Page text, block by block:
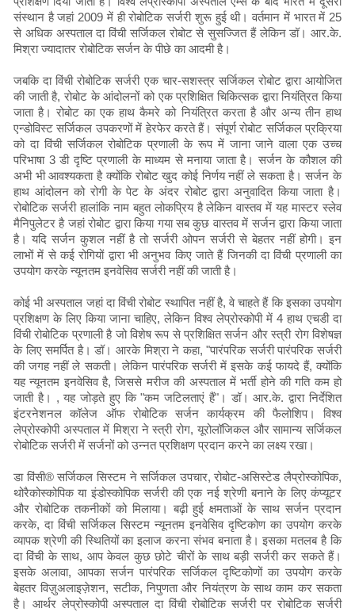
संस्थान है जहां 2009 में ही रोबोटिक सर्जरी शुरू हुई थी। वर्तमान में भारत में 25
से अधिक अस्पताल दा विंची सर्जिकल रोबोट से सुसज्जित हैं लेकिन डॉ। आर.के.
मिश्रा ज्यादातर रोबोटिक सर्जन के पीछे का आदमी है।
जबकि दा विंची रोबोटिक सर्जरी एक चार-सशस्त्र सर्जिकल रोबोट द्वारा आयोजित
की जाती है, रोबोट के आंदोलनों को एक प्रशिक्षित चिकित्सक द्वारा नियंत्रित किया
जाता है। रोबोट का एक हाथ कैमरे को नियंत्रित करता है और अन्य तीन हाथ
एन्डोविस्ट सर्जिकल उपकरणों में हेरफेर करते हैं। संपूर्ण रोबोट सर्जिकल प्रक्रिया
को दा विंची सर्जिकल रोबोटिक प्रणाली के रूप में जाना जाने वाला एक उच्च
परिभाषा 3 डी दृष्टि प्रणाली के माध्यम से मनाया जाता है। सर्जन के कौशल की
अभी भी आवश्यकता है क्योंकि रोबोट खुद कोई निर्णय नहीं ले सकता है। सर्जन के
हाथ आंदोलन को रोगी के पेट के अंदर रोबोट द्वारा अनुवादित किया जाता है।
रोबोटिक सर्जरी हालांकि नाम बहुत लोकप्रिय है लेकिन वास्तव में यह मास्टर स्लेव
मैनिपुलेटर है जहां रोबोट द्वारा किया गया सब कुछ वास्तव में सर्जन द्वारा किया जाता
है। यदि सर्जन कुशल नहीं है तो सर्जरी ओपन सर्जरी से बेहतर नहीं होगी। इन
लाभों में से कई रोगियों द्वारा भी अनुभव किए जाते हैं जिनकी दा विंची प्रणाली का
उपयोग करके न्यूनतम इनवेसिव सर्जरी नहीं की जाती है।
कोई भी अस्पताल जहां दा विंची रोबोट स्थापित नहीं है, वे चाहते हैं कि इसका उपयोग
प्रशिक्षण के लिए किया जाना चाहिए, लेकिन विश्व लेप्रोस्कोपी में 4 हाथ एचडी दा
विंची रोबोटिक प्रणाली है जो विशेष रूप से प्रशिक्षित सर्जन और स्त्री रोग विशेषज्ञ
के लिए समर्पित है। डॉ। आरके मिश्रा ने कहा, "पारंपरिक सर्जरी पारंपरिक सर्जरी
की जगह नहीं ले सकती। लेकिन पारंपरिक सर्जरी में इसके कई फायदे हैं, क्योंकि
यह न्यूनतम इनवेसिव है, जिससे मरीज की अस्पताल में भर्ती होने की गति कम हो
जाती है। , यह जोड़ते हुए कि "कम जटिलताएं हैं"। डॉ। आर.के. द्वारा निर्देशित
इंटरनेशनल कॉलेज ऑफ रोबोटिक सर्जन कार्यक्रम की फैलोशिप। विश्व
लेप्रोस्कोपी अस्पताल में मिश्रा ने स्त्री रोग, यूरोलॉजिकल और सामान्य सर्जिकल
रोबोटिक सर्जरी में सर्जनों को उन्नत प्रशिक्षण प्रदान करने का लक्ष्य रखा।
डा विंसी® सर्जिकल सिस्टम ने सर्जिकल उपचार, रोबोट-असिस्टेड लैप्रोस्कोपिक,
थोरैकोस्कोपिक या इंडोस्कोपिक सर्जरी की एक नई श्रेणी बनाने के लिए कंप्यूटर
और रोबोटिक तकनीकों को मिलाया। बढ़ी हुई क्षमताओं के साथ सर्जन प्रदान
करके, दा विंची सर्जिकल सिस्टम न्यूनतम इनवेसिव दृष्टिकोण का उपयोग करके
व्यापक श्रेणी की स्थितियों का इलाज करना संभव बनाता है। इसका मतलब है कि
दा विंची के साथ, आप केवल कुछ छोटे चीरों के साथ बड़ी सर्जरी कर सकते हैं।
इसके अलावा, आपका सर्जन पारंपरिक सर्जिकल दृष्टिकोणों का उपयोग करके
बेहतर विज़ुअलाइज़ेशन, सटीक, निपुणता और नियंत्रण के साथ काम कर सकता
है। आर्थर लेप्रोस्कोपी अस्पताल दा विंची रोबोटिक सर्जरी पर रोबोटिक सर्जरी